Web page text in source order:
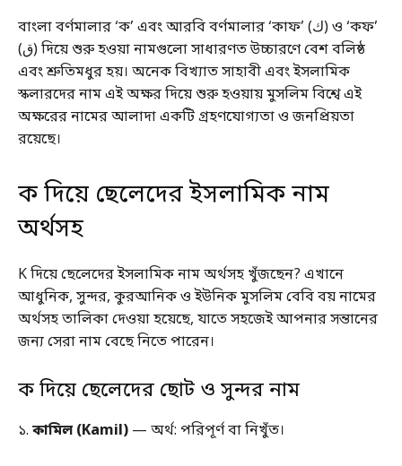
বাংলা বর্ণমালার ‘ক’ এবং আরবি বর্ণমালার ‘কাফ’ (ك) ও ‘কফ’
(ق) দিয়ে শুরু হওয়া নামগুলো সাধারণত উচ্চারণে বেশ বলিষ্ঠ
এবং শ্রুতিমধুর হয়। অনেক বিখ্যাত সাহাবী এবং ইসলামিক
স্কলারদের নাম এই অক্ষর দিয়ে শুরু হওয়ায় মুসলিম বিশ্বে এই
অক্ষরের নামের আলাদা একটি গ্রহণযোগ্যতা ও জনপ্রিয়তা
রয়েছে।
ক দিয়ে ছেলেদের ইসলামিক নাম
অর্থসহ
K দিয়ে ছেলেদের ইসলামিক নাম অর্থসহ খুঁজছেন? এখানে
আধুনিক, সুন্দর, কুরআনিক ও ইউনিক মুসলিম বেবি বয় নামের
অর্থসহ তালিকা দেওয়া হয়েছে, যাতে সহজেই আপনার সন্তানের
জন্য সেরা নাম বেছে নিতে পারেন।
ক দিয়ে ছেলেদের ছোট ও সুন্দর নাম
১. কামিল (Kamil) — অর্থ: পরিপূর্ণ বা নিখুঁত।